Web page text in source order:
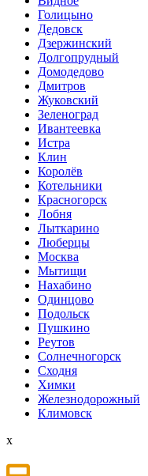
Голицыно
Дедовск
Дзержинский
Долгопрудный
Домодедово
Дмитров
Жуковский
Зеленоград
Ивантеевка
Истра
Клин
Королёв
Котельники
Красногорск
Лобня
Лыткарино
Люберцы
Мoсква
Мытищи
Нахабино
Одинцово
Подольск
Пушкино
Реутов
Солнечногорск
Сходня
Химки
Железнодорожный
Климовск
x